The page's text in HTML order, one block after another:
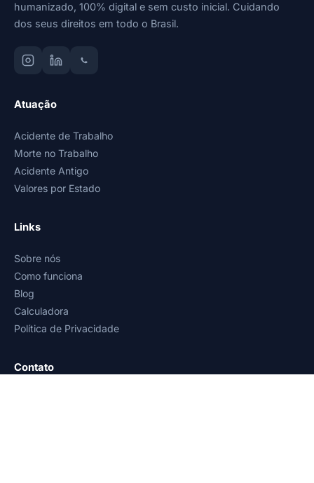
humanizado, 100% digital e sem custo inicial. Cuidando
dos seus direitos em todo o Brasil.
Atuação
Acidente de Trabalho
Morte no Trabalho
Acidente Antigo
Valores por Estado
Links
Sobre nós
Como funciona
Blog
Calculadora
Política de Privacidade
Contato